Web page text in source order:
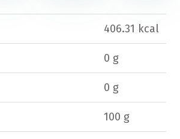
406.31 kcal
0 g
0 g
100 g